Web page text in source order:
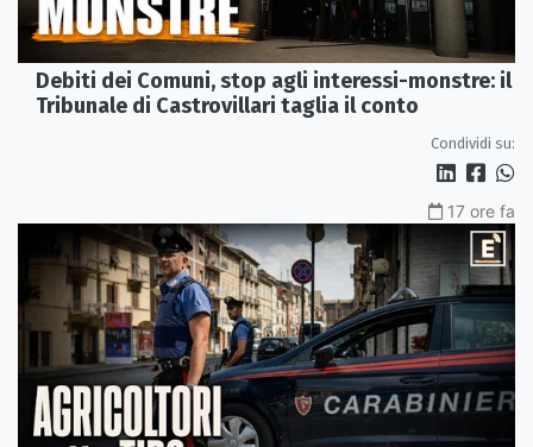
Debiti dei Comuni, stop agli interessi-monstre: il
Tribunale di Castrovillari taglia il conto
Condividi su:
17 ore fa